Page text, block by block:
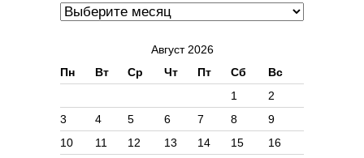
Август 2026
Пн
Вт Ср Чт Пт Сб Вс
1
2
3
4 5 6 7 8
9
10
11 12 13 14 15
16